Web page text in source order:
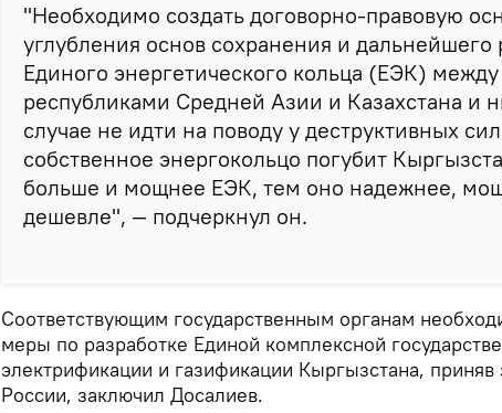
"Необходимо создать договорно-правовую
углубления основ сохранения и дальнейшего
Единого энергетического кольца (ЕЭК) между
республиками Средней Азии и Казахстана и
случае не идти на поводу у деструктивных
собственное энергокольцо погубит
больше и мощнее ЕЭК, тем оно надежнее,
дешевле", — подчеркнул он.
Соответствующим государственным органам
меры по разработке Единой комплексной
электрификации и газификации Кыргызстана, приняв
России, заключил Досалиев.